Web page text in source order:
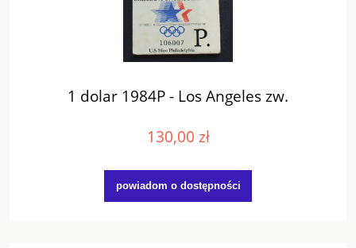
1 dolar 1984P - Los Angeles zw.
130,00 zł
powiadom o dostępności